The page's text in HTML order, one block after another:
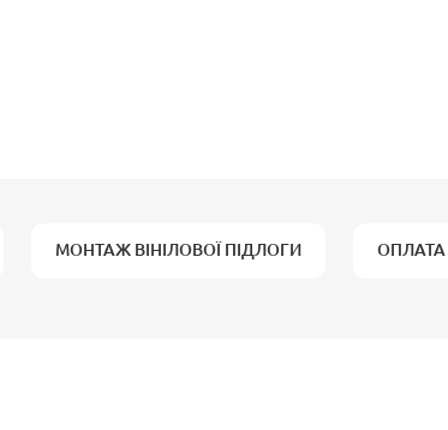
МОНТАЖ ВІНІЛОВОЇ ПІДЛОГИ ОПЛАТА